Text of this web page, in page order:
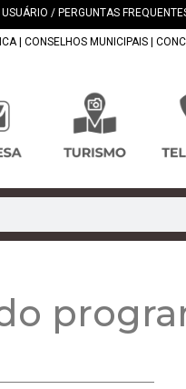
/ PERGUNTAS
| CONSELHOS MUNICIPAIS